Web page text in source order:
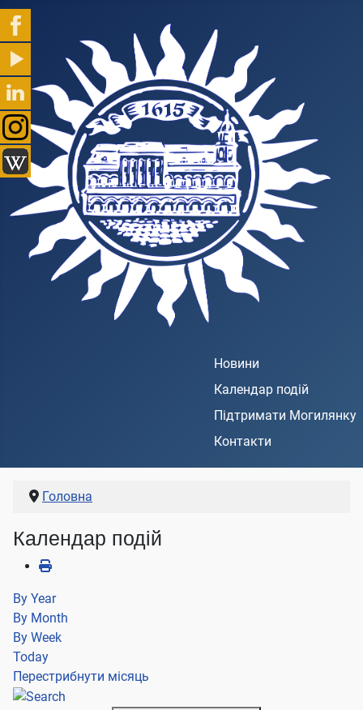
Новини
Календар подій
Підтримати Могилянку
Контакти
Головна
Календар подій
By Year
By Month
By Week
Today
Перестрибнути місяць